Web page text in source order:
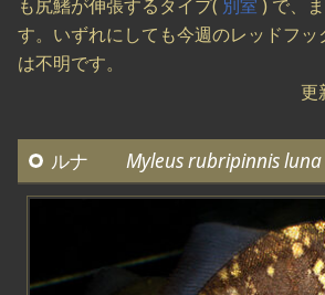
も尻鰭が伸張するタイプ( 別室 ) で、
す。いずれにしても今週のレッドフ
は不明です。
更
ルナ Myleus rubripinnis luna